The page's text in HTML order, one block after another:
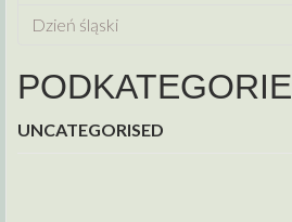
Dzień śląski
PODKATEGORIE
UNCATEGORISED